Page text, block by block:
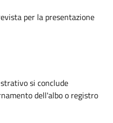
per la presentazione
si conclude
dell'albo o registro